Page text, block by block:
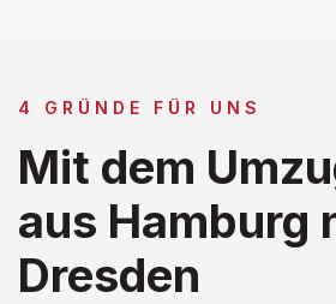
4 GRÜNDE FÜR UNS
Mit dem
aus Hamburg
Dresden